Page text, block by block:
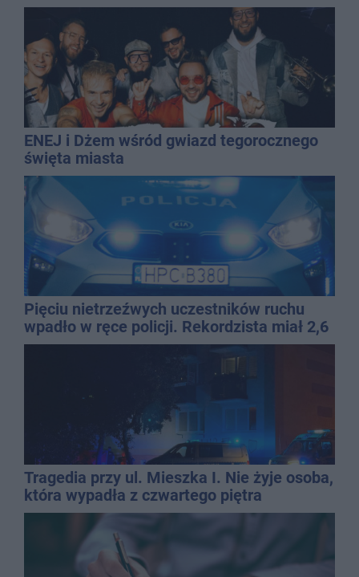
ENEJ i Dżem wśród gwiazd tegorocznego
święta miasta
Pięciu nietrzeźwych uczestników ruchu
wpadło w ręce policji. Rekordzista miał 2,6
promila
Tragedia przy ul. Mieszka I. Nie żyje osoba,
która wypadła z czwartego piętra